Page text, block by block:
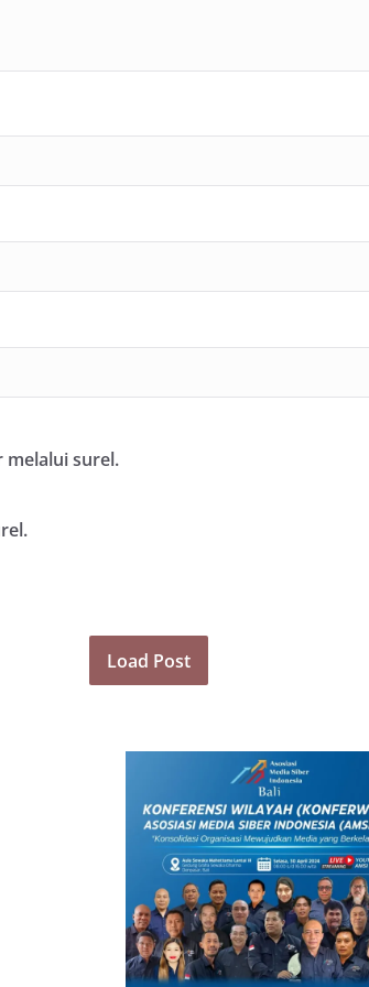
melalui surel.
Load Post